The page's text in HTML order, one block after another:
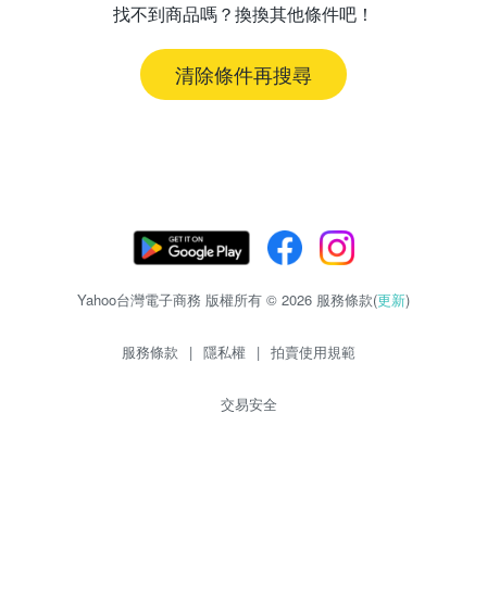
找不到商品嗎？換換其他條件吧！
清除條件再搜尋
Yahoo台灣電子商務 版權所有 © 2026 服務條款(更新)
服務條款 | 隱私權 | 拍賣使用規範
交易安全